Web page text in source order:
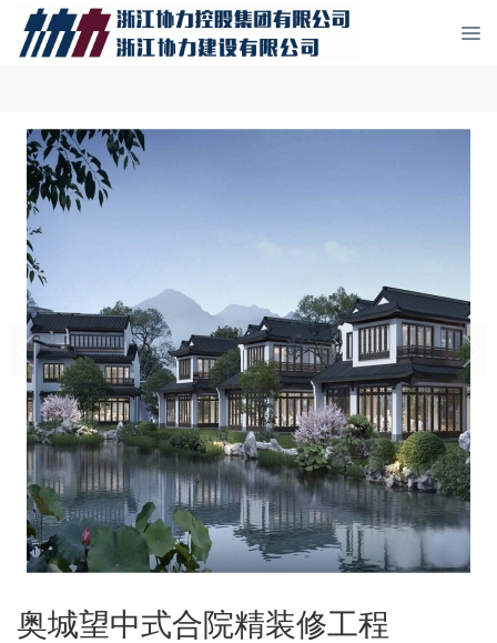
奥城望中式合院精装修工程